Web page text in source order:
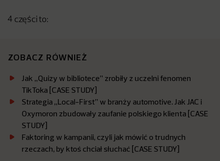
4 części to:
ZOBACZ RÓWNIEŻ
Jak „Quizy w bibliotece” zrobiły z uczelni fenomen
TikToka [CASE STUDY]
Strategia „Local-First” w branży automotive. Jak JAC i
Oxymoron zbudowały zaufanie polskiego klienta [CASE
STUDY]
Faktoring w kampanii, czyli jak mówić o trudnych
rzeczach, by ktoś chciał słuchać [CASE STUDY]